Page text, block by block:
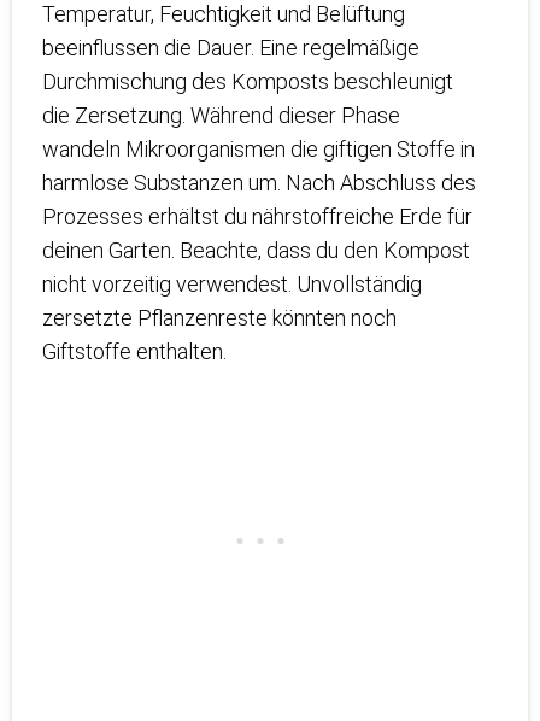
Temperatur, Feuchtigkeit und Belüftung
beeinflussen die Dauer. Eine regelmäßige
Durchmischung des Komposts beschleunigt
die Zersetzung. Während dieser Phase
wandeln Mikroorganismen die giftigen Stoffe in
harmlose Substanzen um. Nach Abschluss des
Prozesses erhältst du nährstoffreiche Erde für
deinen Garten. Beachte, dass du den Kompost
nicht vorzeitig verwendest. Unvollständig
zersetzte Pflanzenreste könnten noch
Giftstoffe enthalten.